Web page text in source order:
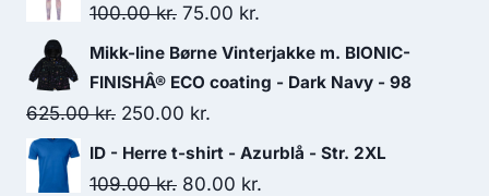
100.00kr. Original
price
was:
100.00 kr..
75.00 kr.
price
is:
Mikk-line Børne Vinterjakke m. BIONIC-
FINISHÂ® ECO coating - Dark Navy - 98
625.00kr. Original
price
was:
250.00 kr.
price
is:
ID - Herre t-shirt - Azurblå - Str. 2XL
109.00kr. Original
80.00 kr.